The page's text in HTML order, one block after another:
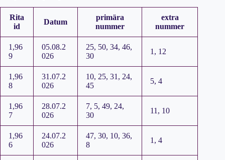
Rita
id
Datum
primära
nummer
extra
nummer
1,96
9
05.08.2
026
25, 50, 34, 46,
30
1, 12
1,96
8
31.07.2
026
10, 25, 31, 24,
45
5, 4
1,96
7
28.07.2
026
7, 5, 49, 24,
30
11, 10
1,96
6
24.07.2
026
47, 30, 10, 36,
8
1, 4